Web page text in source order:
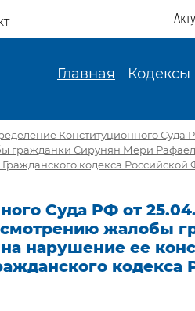
Главная Кодексы
Конституционного Суда
гражданки Сирунян Мери
Гражданского кодекса
Суда РФ от
жалобы
нарушение ее
кодекса